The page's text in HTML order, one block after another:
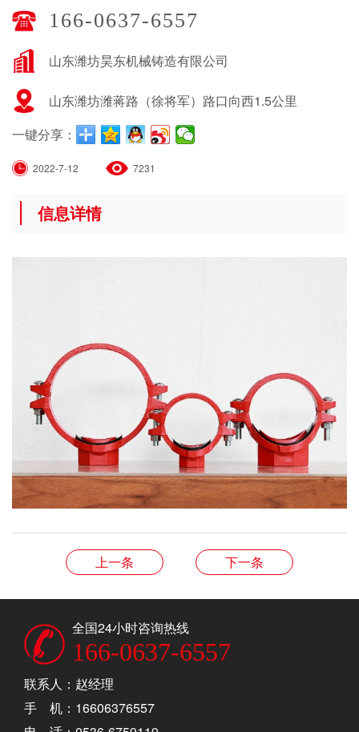
166-0637-6557
山东潍坊昊东机械铸造有限公司
山东潍坊潍蒋路（徐将军）路口向西1.5公里
一键分享：
2022-7-12 7231
信息详情
上一条 下一条
全国24小时咨询热线
166-0637-6557
联系人：赵经理
手 机：16606376557